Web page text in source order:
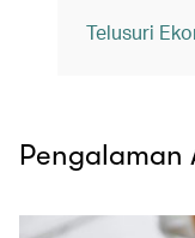
Telusuri
Pengalaman